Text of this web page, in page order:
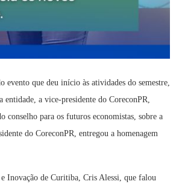
que deu início às atividades do semestre,
a vice-presidente do CoreconPR,
para os futuros economistas, sobre a
do CoreconPR, entregou a homenagem
Inovação de Curitiba, Cris Alessi, que falou